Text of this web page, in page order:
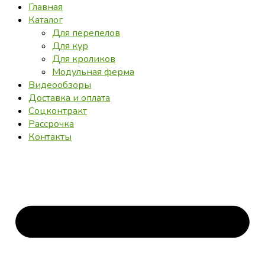
Главная
Каталог
Для перепелов
Для кур
Для кроликов
Модульная ферма
Видеообзоры
Доставка и оплата
Соцконтракт
Рассрочка
Контакты